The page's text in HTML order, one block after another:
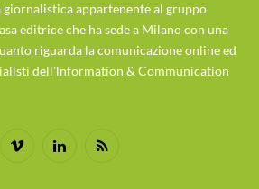
giornalistica appartenente al gruppo
editrice che ha sede a Milano con una
riguarda la comunicazione online ed
dell'lnformation & Communication
Vimeo LinkedInRSS